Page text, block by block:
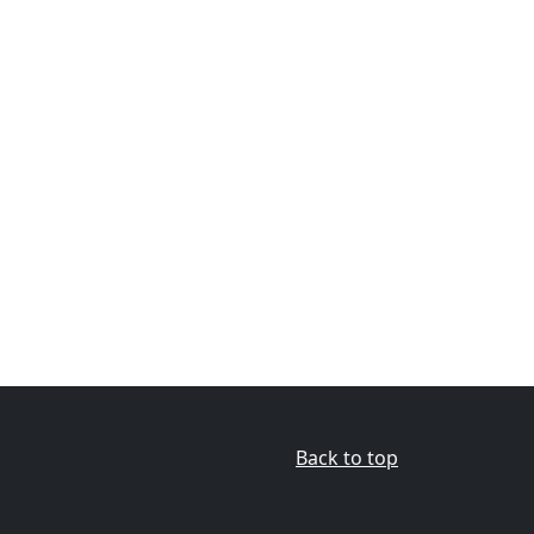
Back to top